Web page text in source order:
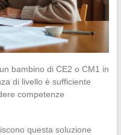
bambino di CE2 o CM1 in
di livello è sufficiente
competenze
questa soluzione